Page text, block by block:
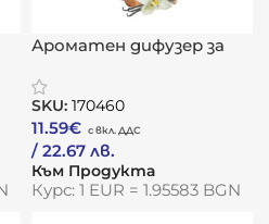
Ароматен дифузер за
SKU: 170460
11.59€
/ 22.67 лв.
Към Продукта
Курс: 1 EUR = 1.95583 BGN